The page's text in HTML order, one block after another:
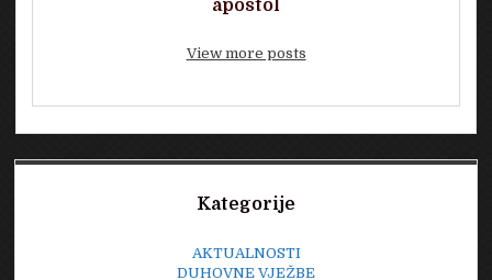
apostol
View more posts
Kategorije
AKTUALNOSTI
DUHOVNE VJEŽBE